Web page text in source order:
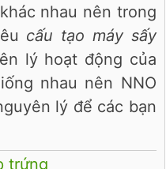
nhau nên trong
cấu tạo máy sấy
lý hoạt động của
nhau nên NNO
lý để các bạn
trứng